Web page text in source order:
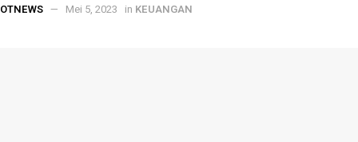
Mei 5, 2023 in KEUANGAN